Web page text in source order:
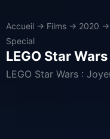
Accueil → Films → 2020 →
Special
LEGO Star
LEGO Star Wars :